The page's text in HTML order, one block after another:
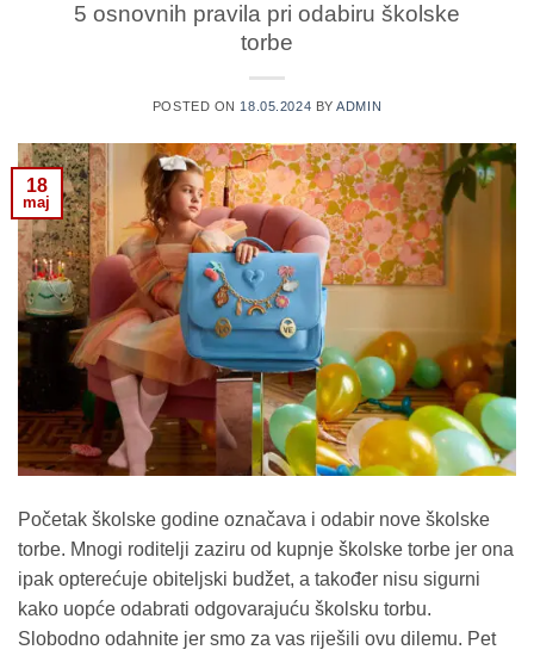
5 osnovnih pravila pri odabiru školske
torbe
POSTED ON 18.05.2024 BYADMIN
18
maj
Početak školske godine označava i odabir nove školske
torbe. Mnogi roditelji zaziru od kupnje školske torbe jer ona
ipak opterećuje obiteljski budžet, a također nisu sigurni
kako uopće odabrati odgovarajuću školsku torbu.
Slobodno odahnite jer smo za vas riješili ovu dilemu. Pet